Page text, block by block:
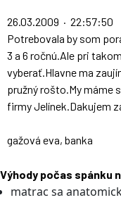
26.03.2009 · 22:57:50
Potrebovala by som
3 a 6 ročnú.Ale pri
vyberať.Hlavne ma
pružný rošto.My máme
firmy Jelínek.Dakujem
gažová eva, banka
Výhody počas spánku
matrac sa